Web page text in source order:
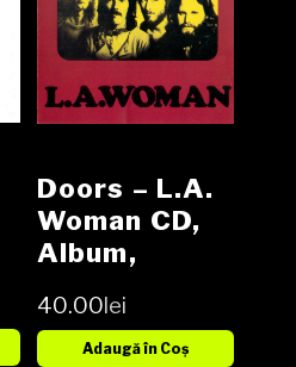
Doors – L.A.
Woman CD,
Album,
Remastered
40.00lei
Adaugă în Coș